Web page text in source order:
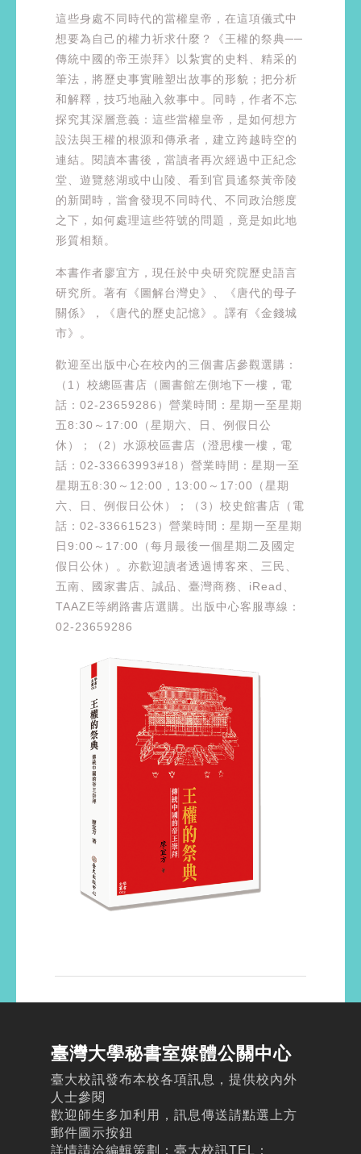
這些身處不同時代的當權皇帝，在這項儀式中
想要為自己的權力祈求什麼？《王權的祭典──
傳統中國的帝王崇拜》以紮實的史料、精采的
筆法，將歷史事實雕塑出故事的形貌；把分析
和解釋，技巧地融入敘事中。同時，作者不忘
探究其深層意義：這些當權皇帝，是如何想方
設法與王權的根源和傳承者，建立跨越時空的
連結。閱讀本書後，當讀者再次經過中正紀念
堂、遊覽慈湖或中山陵、看到官員遙祭黃帝陵
的新聞時，當會發現不同時代、不同政治態度
之下，如何處理這些符號的問題，竟是如此地
形質相類。
本書作者廖宜方，現任於中央研究院歷史語言
研究所。著有《圖解台灣史》、《唐代的母子
關係》，《唐代的歷史記憶》。譯有《金錢城
市》。
歡迎至出版中心在校內的三個書店參觀選購：
（1）校總區書店（圖書館左側地下一樓，電
話：02-23659286）營業時間：星期一至星期
五8:30～17:00（星期六、日、例假日公
休）；（2）水源校區書店（澄思樓一樓，電
話：02-33663993#18）營業時間：星期一至
星期五8:30～12:00 , 13:00～17:00（星期
六、日、例假日公休）；（3）校史館書店（電
話：02-33661523）營業時間：星期一至星期
日9:00～17:00（每月最後一個星期二及國定
假日公休）。亦歡迎讀者透過博客來、三民、
五南、國家書店、誠品、臺灣商務、iRead、
TAAZE等網路書店選購。出版中心客服專線：
02-23659286
臺灣大學秘書室媒體公關中心
臺大校訊發布本校各項訊息，提供校內外
人士參閱
歡迎師生多加利用，訊息傳送請點選上方
郵件圖示按鈕
詳情請洽編輯策劃：臺大校訊TEL：